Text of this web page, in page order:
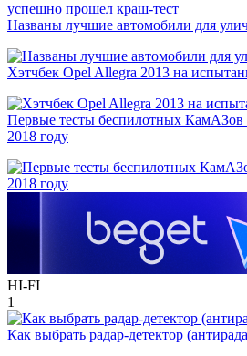
Названы лучшие автомобили для
Хэтчбек Opel Allegra 2013 на
Первые тесты беспилотных КамАЗов
2018 году
HI-FI
1
Как выбрать радар-детектор